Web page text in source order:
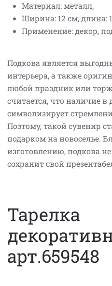
Материал: металл,
Ширина: 12 см, длина:
Применение: декор,
Подкова является
интерьера, а также
любой праздник или
считается, что наличие в
символизирует
Поэтому, такой сувенир
подарком на новоселье.
изготовлению, подкова
сохранит свой
Тарелка
арт.659548